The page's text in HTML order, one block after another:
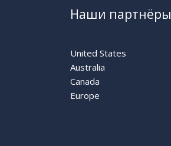
Наши партнёры
United States
Australia
Canada
Europe